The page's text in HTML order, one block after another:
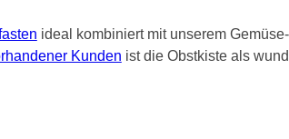
ideal kombiniert mit unserem
Kunden ist die Obstkiste als